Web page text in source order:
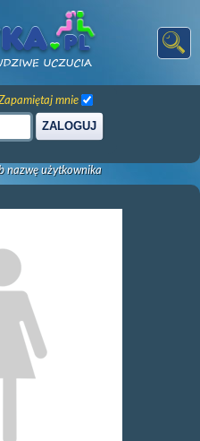
ZALOGUJ
mnie
nazwę użytkownika